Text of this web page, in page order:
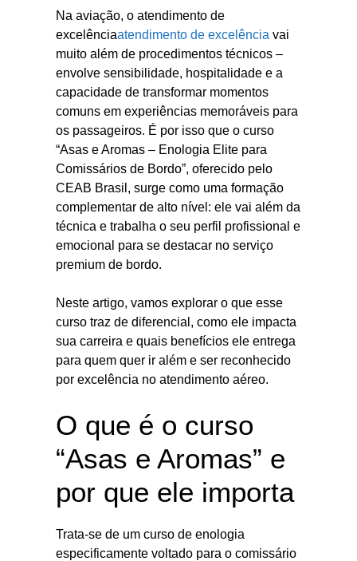
Na aviação, o atendimento de
excelênciaatendimento de excelência vai
muito além de procedimentos técnicos –
envolve sensibilidade, hospitalidade e a
capacidade de transformar momentos
comuns em experiências memoráveis para
os passageiros. É por isso que o curso
“Asas e Aromas – Enologia Elite para
Comissários de Bordo”, oferecido pelo
CEAB Brasil, surge como uma formação
complementar de alto nível: ele vai além da
técnica e trabalha o seu perfil profissional e
emocional para se destacar no serviço
premium de bordo.
Neste artigo, vamos explorar o que esse
curso traz de diferencial, como ele impacta
sua carreira e quais benefícios ele entrega
para quem quer ir além e ser reconhecido
por excelência no atendimento aéreo.
O que é o curso
“Asas e Aromas” e
por que ele importa
Trata-se de um curso de enologia
especificamente voltado para o comissário